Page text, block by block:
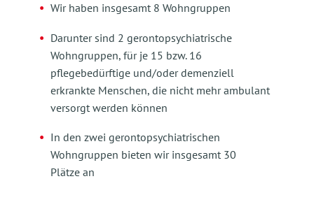
Wir haben insgesamt 8 Wohngruppen
Darunter sind 2 gerontopsychiatrische
Wohngruppen, für je 15 bzw. 16
pflegebedürftige und/oder demenziell
erkrankte Menschen, die nicht mehr ambulant
versorgt werden können
In den zwei gerontopsychiatrischen
Wohngruppen bieten wir insgesamt 30
Plätze an